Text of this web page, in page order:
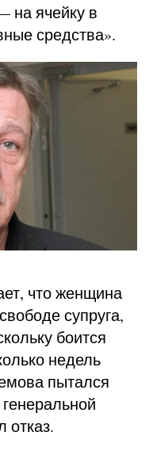
на ячейку в
средства».
что женщина
супруга,
боится
недель
пытался
отказ.